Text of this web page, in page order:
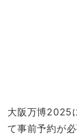
大阪万博2025
て事前予約が